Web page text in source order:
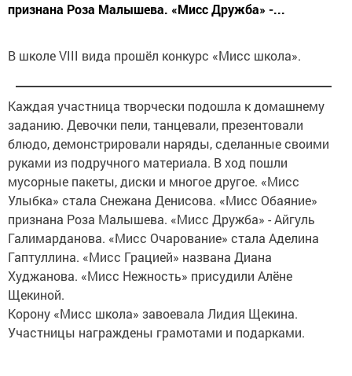
признана Роза Малышева. «Мисс Дружба» -...
В школе VIII вида прошёл конкурс «Мисс школа».
Каждая участница творчески подошла к домашнему
заданию. Девочки пели, танцевали, презентовали
блюдо, демонстрировали наряды, сделанные своими
руками из подручного материала. В ход пошли
мусорные пакеты, диски и многое другое. «Мисс
Улыбка» стала Снежана Денисова. «Мисс Обаяние»
признана Роза Малышева. «Мисс Дружба» - Айгуль
Галимарданова. «Мисс Очарование» стала Аделина
Гаптуллина. «Мисс Грацией» названа Диана
Худжанова. «Мисс Нежность» присудили Алёне
Щекиной.
Корону «Мисс школа» завоевала Лидия Щекина.
Участницы награждены грамотами и подарками.